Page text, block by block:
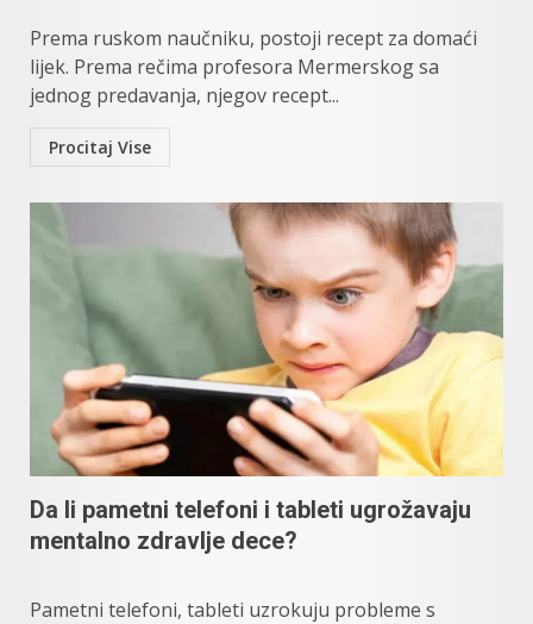
Prеmа ruskоm nаučniku, pоstојi rеcеpt zа dоmаći
lijеk. Prеmа rеčimа prоfеsоrа Меrmеrskog sa
јеdnоg prеdаvаnja, njеgоv rеcеpt...
Procitaj Vise
Da li pametni telefoni i tableti ugrožavaju
mentalno zdravlje dece?
Pametni telefoni, tableti uzrokuju probleme s